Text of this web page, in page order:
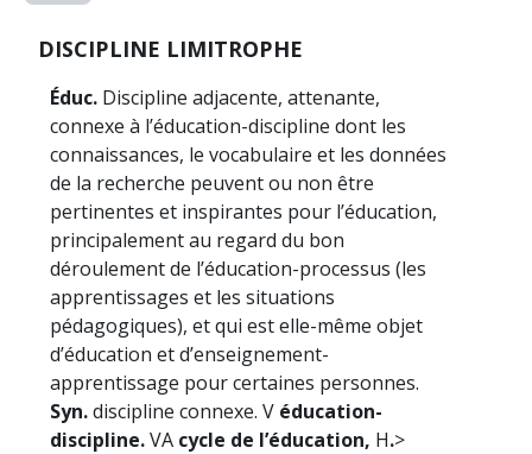
DISCIPLINE LIMITROPHE
Éduc. Discipline adjacente, attenante,
connexe à l’éducation-discipline dont les
connaissances, le vocabulaire et les données
de la recherche peuvent ou non être
pertinentes et inspirantes pour l’éducation,
principalement au regard du bon
déroulement de l’éducation-processus (les
apprentissages et les situations
pédagogiques), et qui est elle-même objet
d’éducation et d’enseignement-
apprentissage pour certaines personnes.
Syn.discipline connexe. V éducation-
discipline.VA cycle de l’éducation, H.>